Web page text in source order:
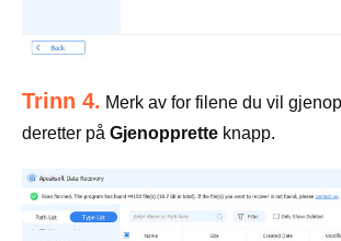
Trinn 4. Merk av for filene du vil
deretter på Gjenopprette knapp.